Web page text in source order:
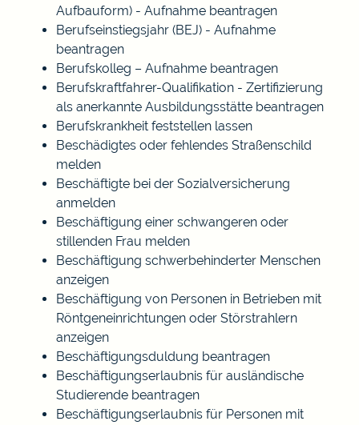
Aufbauform) - Aufnahme beantragen
Berufseinstiegsjahr (BEJ) - Aufnahme
beantragen
Berufskolleg – Aufnahme beantragen
Berufskraftfahrer-Qualifikation - Zertifizierung
als anerkannte Ausbildungsstätte beantragen
Berufskrankheit feststellen lassen
Beschädigtes oder fehlendes Straßenschild
melden
Beschäftigte bei der Sozialversicherung
anmelden
Beschäftigung einer schwangeren oder
stillenden Frau melden
Beschäftigung schwerbehinderter Menschen
anzeigen
Beschäftigung von Personen in Betrieben mit
Röntgeneinrichtungen oder Störstrahlern
anzeigen
Beschäftigungsduldung beantragen
Beschäftigungserlaubnis für ausländische
Studierende beantragen
Beschäftigungserlaubnis für Personen mit